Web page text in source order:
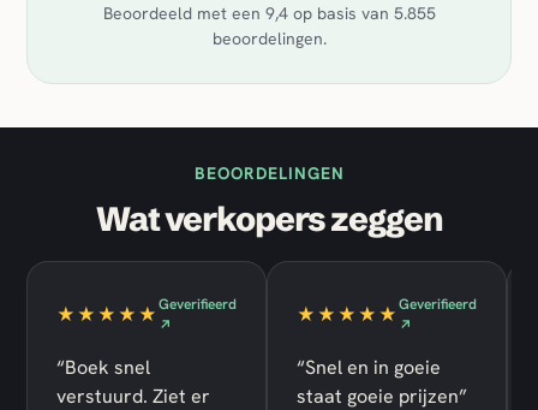
Beoordeeld met een 9,4op basis van 5.855
beoordelingen.
BEOORDELINGEN
Wat verkopers zeggen
★★★★★Geverifieerd
↗
“Boek snel
verstuurd. Ziet er
★★★★★Geverifieerd
↗
“Snel en in goeie
staat goeie prijzen”